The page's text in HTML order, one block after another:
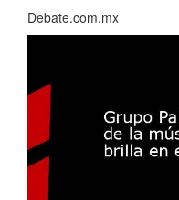
Debate.com.mx